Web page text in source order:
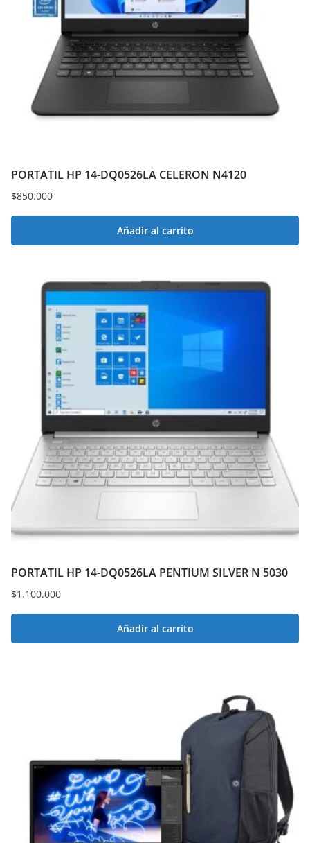
PORTATIL HP 14-DQ0526LA CELERON N4120
$850.000
Añadir al carrito
PORTATIL HP 14-DQ0526LA PENTIUM SILVER N 5030
$1.100.000
Añadir al carrito